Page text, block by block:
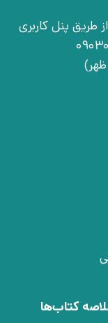
از طریق پنل کاربری
کتاب‌ها